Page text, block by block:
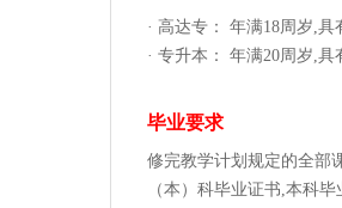
· 高达专： 年满18周岁,
· 专升本： 年满20周岁,
毕业要求
修完教学计划规定的全部
（本）科毕业证书,本科